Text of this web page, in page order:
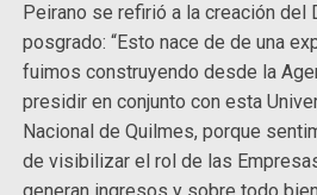
Peirano se refirió a la creación del
posgrado: “Esto nace de de una
fuimos construyendo desde la
presidir en conjunto con esta
Nacional de Quilmes, porque
de visibilizar el rol de las